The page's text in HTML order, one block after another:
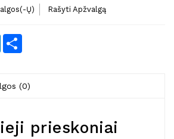
Ų) Rašyti Apžvalgą
LinkedIn
(0)
prieskoniai